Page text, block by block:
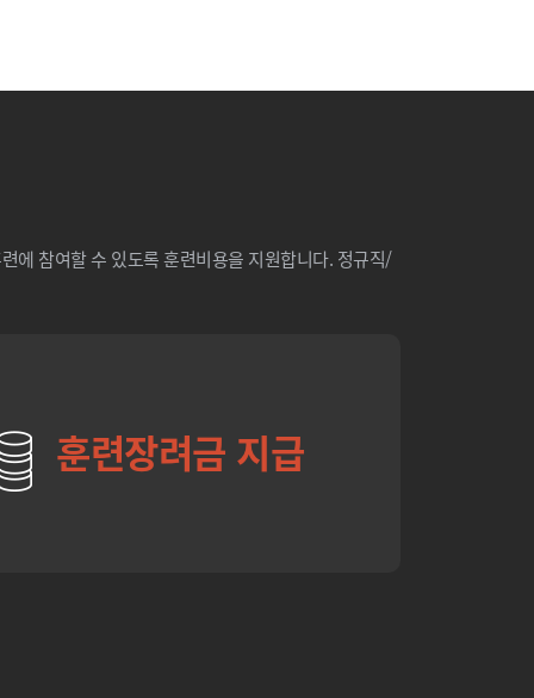
에 참여할 수 있도록 훈련비용을 지원합니다. 정규직/
훈련장려금 지급